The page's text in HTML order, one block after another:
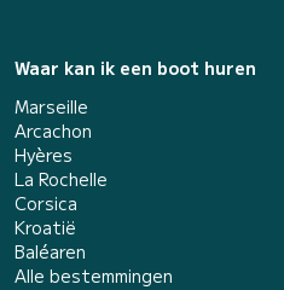
Waar kan ik een boot huren
Marseille
Arcachon
Hyères
La Rochelle
Corsica
Kroatië
Baléaren
Alle bestemmingen